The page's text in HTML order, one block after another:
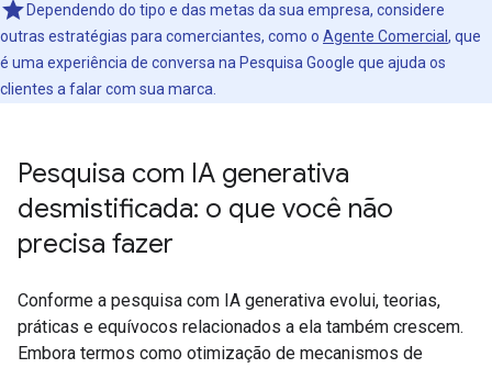
Dependendo do tipo e das metas da sua empresa, considere
outras estratégias para comerciantes, como o Agente Comercial , que
é uma experiência de conversa na Pesquisa Google que ajuda os
clientes a falar com sua marca.
Pesquisa com IA generativa
desmistificada: o que você não
precisa fazer
Conforme a pesquisa com IA generativa evolui, teorias,
práticas e equívocos relacionados a ela também crescem.
Embora termos como otimização de mecanismos de